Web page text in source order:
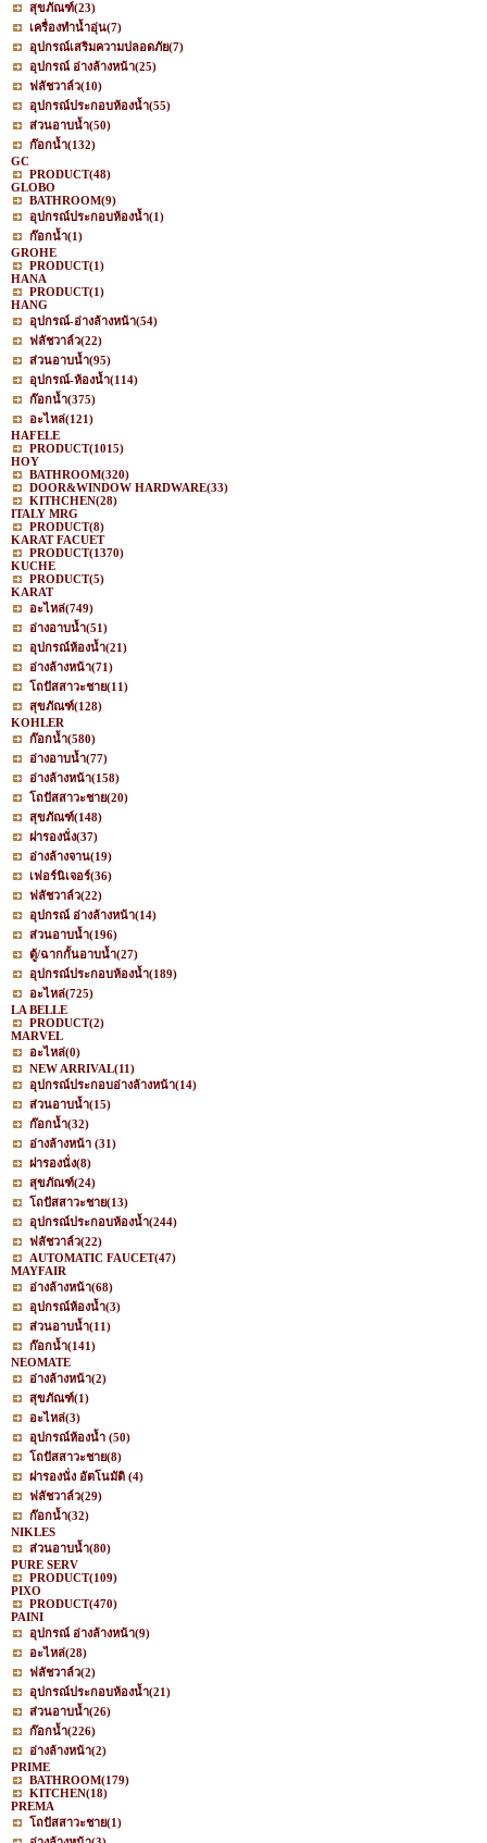
สุขภัณฑ์(23)
เครื่องทำน้ำอุ่น(7)
อุปกรณ์เสริมความปลอดภัย(7)
อุปกรณ์ อ่างล้างหน้า(25)
ฟลัชวาล์ว(10)
อุปกรณ์ประกอบห้องน้ำ(55)
ส่วนอาบน้ำ(50)
ก๊อกน้ำ(132)
GC
PRODUCT(48)
GLOBO
BATHROOM(9)
อุปกรณ์ประกอบห้องน้ำ(1)
ก๊อกน้ำ(1)
GROHE
PRODUCT(1)
HANA
PRODUCT(1)
HANG
อุปกรณ์-อ่างล้างหน้า(54)
ฟลัชวาล์ว(22)
ส่วนอาบน้ำ(95)
อุปกรณ์-ห้องน้ำ(114)
ก๊อกน้ำ(375)
อะไหล่(121)
HAFELE
PRODUCT(1015)
HOY
BATHROOM(320)
DOOR&WINDOW HARDWARE(33)
KITHCHEN(28)
ITALY MRG
PRODUCT(8)
KARAT FACUET
PRODUCT(1370)
KUCHE
PRODUCT(5)
KARAT
อะไหล่(749)
อ่างอาบน้ำ(51)
อุปกรณ์ห้องน้ำ(21)
อ่างล้างหน้า(71)
โถปัสสาวะชาย(11)
สุขภัณฑ์(128)
KOHLER
ก๊อกน้ำ(580)
อ่างอาบน้ำ(77)
อ่างล้างหน้า(158)
โถปัสสาวะชาย(20)
สุขภัณฑ์(148)
ฝารองนั่ง(37)
อ่างล้างจาน(19)
เฟอร์นิเจอร์(36)
ฟลัชวาล์ว(22)
อุปกรณ์ อ่างล้างหน้า(14)
ส่วนอาบน้ำ(196)
ตู้/ฉากกั้นอาบน้ำ(27)
อุปกรณ์ประกอบห้องน้ำ(189)
อะไหล่(725)
LA BELLE
PRODUCT(2)
MARVEL
อะไหล่(0)
NEW ARRIVAL(11)
อุปกรณ์ประกอบอ่างล้างหน้า(14)
ส่วนอาบน้ำ(15)
ก๊อกน้ำ(32)
อ่างล้างหน้า (31)
ฝารองนั่ง(8)
สุขภัณฑ์(24)
โถปัสสาวะชาย(13)
อุปกรณ์ประกอบห้องน้ำ(244)
ฟลัชวาล์ว(22)
AUTOMATIC FAUCET(47)
MAYFAIR
อ่างล้างหน้า(68)
อุปกรณ์ห้องน้ำ(3)
ส่วนอาบน้ำ(11)
ก๊อกน้ำ(141)
NEOMATE
อ่างล้างหน้า(2)
สุขภัณฑ์(1)
อะไหล่(3)
อุปกรณ์ห้องน้ำ (50)
โถปัสสาวะชาย(8)
ฝารองนั่ง อัตโนมัติ (4)
ฟลัชวาล์ว(29)
ก๊อกน้ำ(32)
NIKLES
ส่วนอาบน้ำ(80)
PURE SERV
PRODUCT(109)
PIXO
PRODUCT(470)
PAINI
อุปกรณ์ อ่างล้างหน้า(9)
อะไหล่(28)
ฟลัชวาล์ว(2)
อุปกรณ์ประกอบห้องน้ำ(21)
ส่วนอาบน้ำ(26)
ก๊อกน้ำ(226)
อ่างล้างหน้า(2)
PRIME
BATHROOM(179)
KITCHEN(18)
PREMA
โถปัสสาวะชาย(1)